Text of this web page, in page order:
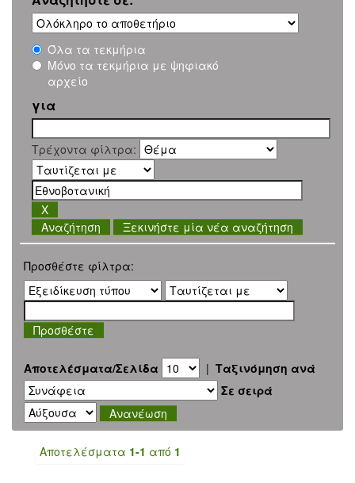
Όλα τα τεκμήρια
Μόνο τα τεκμήρια με ψηφιακό
αρχείο
για
Τρέχοντα φίλτρα:
Ξεκινήστε μία νέα αναζήτηση
Προσθέστε φίλτρα:
Αποτελέσματα/Σελίδα | Ταξινόμηση ανά
Σε σειρά
Αποτελέσματα 1-1 από 1